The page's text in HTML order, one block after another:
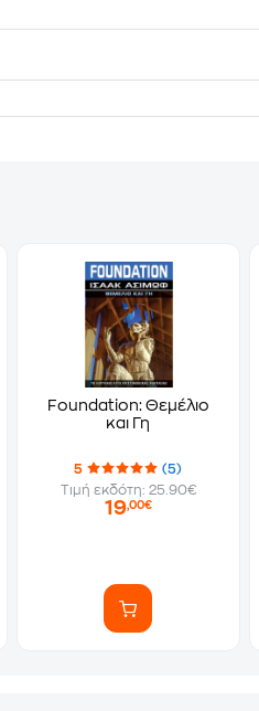
Foundation: Θεμέλιο
και Γη
5
(5)
Τιμή εκδότη: 25.90€
19,00€